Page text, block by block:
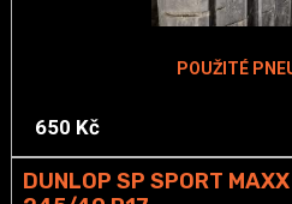
POUŽITÉ
650 Kč
DUNLOP SP SPORT